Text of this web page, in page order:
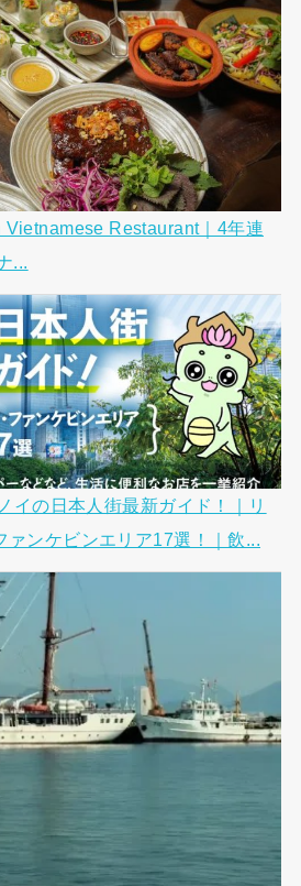
Vietnamese Restaurant｜4年連
...
イの日本人街最新ガイド！｜リ
ンケビンエリア17選！｜飲...